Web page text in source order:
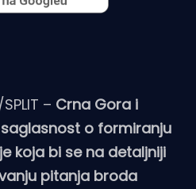
– Crna Gora i
o formiranju
koja bi se na detaljniji
pitanja broda